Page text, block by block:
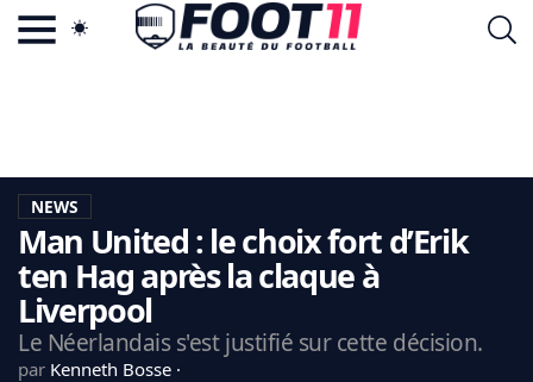
LA CHARTE
VIE PRIVÉE
CGU
CONTACTEZ-NOUS
NEWS
Man United : le choix fort d’Erik
ten Hag après la claque à
Liverpool
Le Néerlandais s'est justifié sur cette décision.
par Kenneth Bosse